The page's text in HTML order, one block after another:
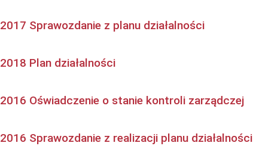
2017 Sprawozdanie z planu działalności
2018 Plan działalności
2016 Oświadczenie o stanie kontroli zarządczej
2016 Sprawozdanie z realizacji planu działalności